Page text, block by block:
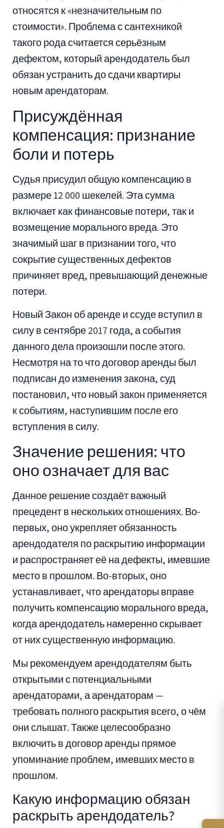
относятся к «незначительным по
стоимости». Проблема с сантехникой
такого рода считается серьёзным
дефектом, который арендодатель был
обязан устранить до сдачи квартиры
новым арендаторам.
Присуждённая
компенсация: признание
боли и потерь
Судья присудил общую компенсацию в
размере 12 000 шекелей. Эта сумма
включает как финансовые потери, так и
возмещение морального вреда. Это
значимый шаг в признании того, что
сокрытие существенных дефектов
причиняет вред, превышающий денежные
потери.
Новый Закон об аренде и ссуде вступил в
силу в сентябре 2017 года, а события
данного дела произошли после этого.
Несмотря на то что договор аренды был
подписан до изменения закона, суд
постановил, что новый закон применяется
к событиям, наступившим после его
вступления в силу.
Значение решения: что
оно означает для вас
Данное решение создаёт важный
прецедент в нескольких отношениях. Во-
первых, оно укрепляет обязанность
арендодателя по раскрытию информации
и распространяет её на дефекты, имевшие
место в прошлом. Во-вторых, оно
устанавливает, что арендаторы вправе
получить компенсацию морального вреда,
когда арендодатель намеренно скрывает
от них существенную информацию.
Мы рекомендуем арендодателям быть
открытыми с потенциальными
арендаторами, а арендаторам —
требовать полного раскрытия всего, о чём
они слышат. Также целесообразно
включить в договор аренды прямое
упоминание проблем, имевших место в
прошлом.
Какую информацию обязан
раскрыть арендодатель?